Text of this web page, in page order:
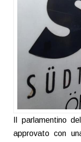
Il parlamentino
approvato con